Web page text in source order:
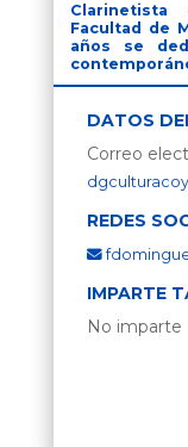
Facultad de
años se
DATOS
Correo
REDES
IMPARTE
No imparte